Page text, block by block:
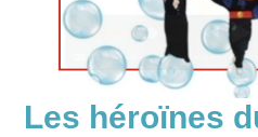
Les héroïnes